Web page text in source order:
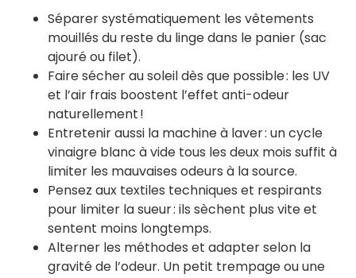
Séparer systématiquement les vêtements
mouillés du reste du linge dans le panier (sac
ajouré ou filet).
Faire sécher au soleil dès que possible : les UV
et l’air frais boostent l’effet anti-odeur
naturellement !
Entretenir aussi la machine à laver : un cycle
vinaigre blanc à vide tous les deux mois suffit à
limiter les mauvaises odeurs à la source.
Pensez aux textiles techniques et respirants
pour limiter la sueur : ils sèchent plus vite et
sentent moins longtemps.
Alterner les méthodes et adapter selon la
gravité de l’odeur. Un petit trempage ou une